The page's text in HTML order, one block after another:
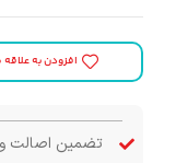
افزودن به
تضمین اصالت و